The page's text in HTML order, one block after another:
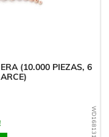
(10.000 PIEZAS, 6